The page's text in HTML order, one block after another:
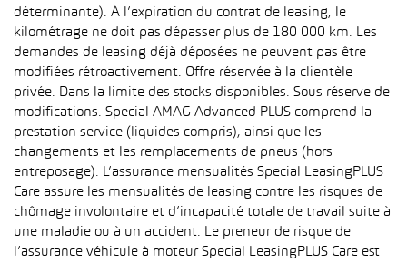
déterminante). À l’expiration du contrat de leasing, le
kilométrage ne doit pas dépasser plus de 180 000 km. Les
demandes de leasing déjà déposées ne peuvent pas être
modifiées rétroactivement. Offre réservée à la clientèle
privée. Dans la limite des stocks disponibles. Sous réserve de
modifications. Special AMAG Advanced PLUS comprend la
prestation service (liquides compris), ainsi que les
changements et les remplacements de pneus (hors
entreposage). L’assurance mensualités Special LeasingPLUS
Care assure les mensualités de leasing contre les risques de
chômage involontaire et d’incapacité totale de travail suite à
une maladie ou à un accident. Le preneur de risque de
l’assurance véhicule à moteur Special LeasingPLUS Care est